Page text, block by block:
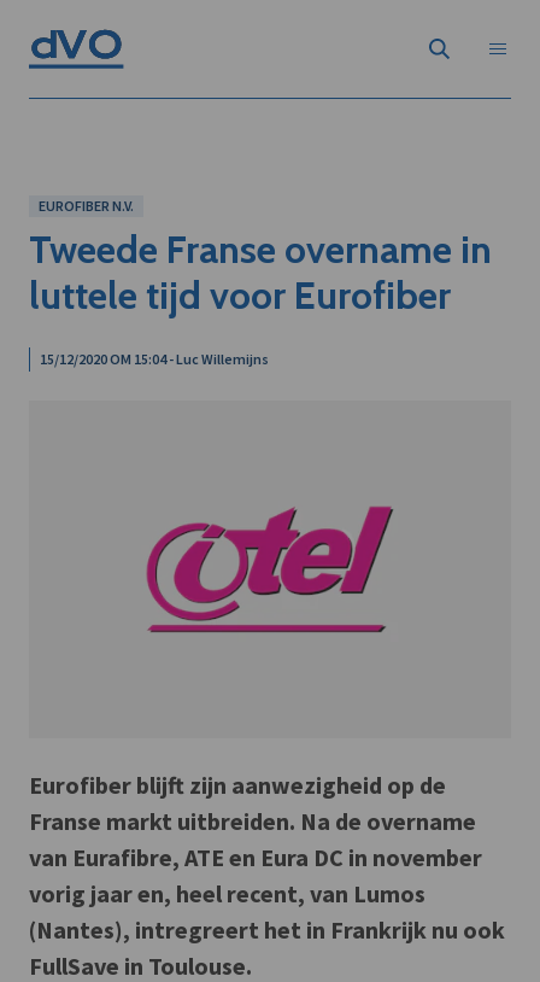
EUROFIBER N.V.
Tweede Franse overname in
luttele tijd voor Eurofiber
15/12/2020 OM 15:04 - Luc Willemijns
Eurofiber blijft zijn aanwezigheid op de
Franse markt uitbreiden. Na de overname
van Eurafibre, ATE en Eura DC in november
vorig jaar en, heel recent, van Lumos
(Nantes), intregreert het in Frankrijk nu ook
FullSave in Toulouse.